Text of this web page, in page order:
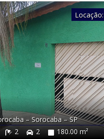
– Sorocaba–SP
2 2 180.00 m²
Locação: